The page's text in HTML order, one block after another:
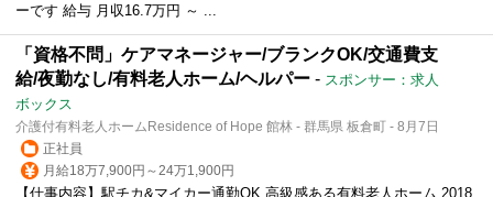
ーです 給与 月収16.7万円 ～ ...
「資格不問」ケアマネージャー/ブランクOK/交通費支
給/夜勤なし/有料老人ホーム/ヘルパー - スポンサー：求人
ボックス
介護付有料老人ホームResidence of Hope 館林 - 群馬県 板倉町 - 8月7日
正社員
月給18万7,900円～24万1,900円
【仕事内容】駅チカ&マイカー通勤OK 高級感ある有料老人ホーム 2018